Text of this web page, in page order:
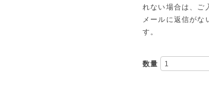
れない場合は、ご
メールに返信がな
す。
数量